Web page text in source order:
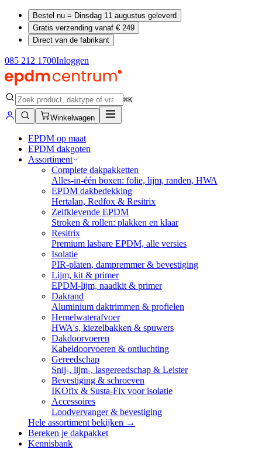
Bestel nu = Dinsdag 11 augustus geleverd
Gratis verzending vanaf € 249
Direct van de fabrikant
085 212 1700Inloggen
⌘K
Winkelwagen
EPDM op maat
EPDM dakgoten
Assortiment
Complete dakpakketten
Alles-in-één boxen: folie, lijm, randen, HWA
EPDM dakbedekking
Hertalan, Redfox & Resitrix
Zelfklevende EPDM
Stroken & rollen: plakken en klaar
Resitrix
Premium lasbare EPDM, alle versies
Isolatie
PIR-platen, dampremmer & bevestiging
Lijm, kit & primer
EPDM-lijm, naadkit & primer
Dakrand
Aluminium daktrimmen & profielen
Hemelwaterafvoer
HWA's, kiezelbakken & spuwers
Dakdoorvoeren
Kabeldoorvoeren & ontluchting
Gereedschap
Snij-, lijm-, lasgereedschap & Leister
Bevestiging & schroeven
IKOfix & Susta-Fix voor isolatie
Accessoires
Loodvervanger & bevestiging
Hele assortiment bekijken →
Bereken je dakpakket
Kennisbank